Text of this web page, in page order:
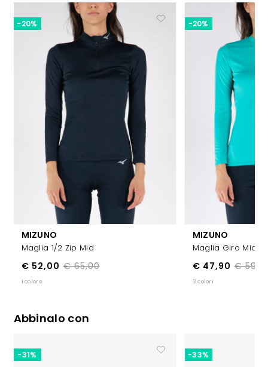
MIZUNO
Maglia 1/2 Zip Mid
€ 65,00
€ 52,00
-20%
1 colore
MIZUNO
Maglia Giro Mid
€
€ 47,90
-20%
3 colori
Abbinalo con
-31% -33%